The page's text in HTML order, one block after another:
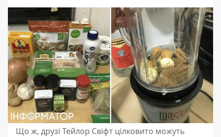
Що ж, друзі Тейлор Свіфт цілковито можуть